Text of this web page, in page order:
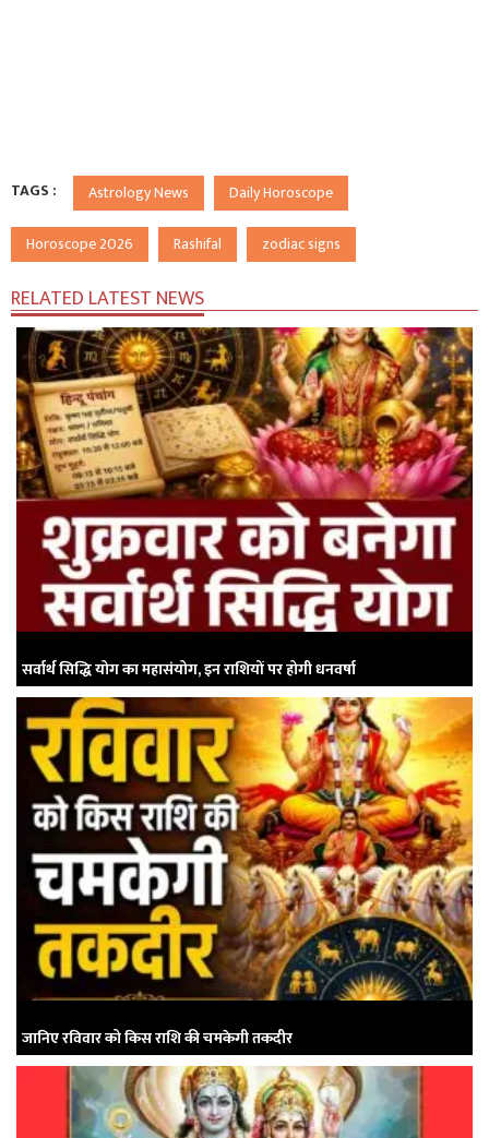
TAGS : Astrology News Daily Horoscope
Horoscope 2026 Rashifal zodiac signs
RELATED LATEST NEWS
सर्वार्थ सिद्धि योग का महासंयोग, इन राशियों पर होगी धनवर्षा
जानिए रविवार को किस राशि की चमकेगी तकदीर